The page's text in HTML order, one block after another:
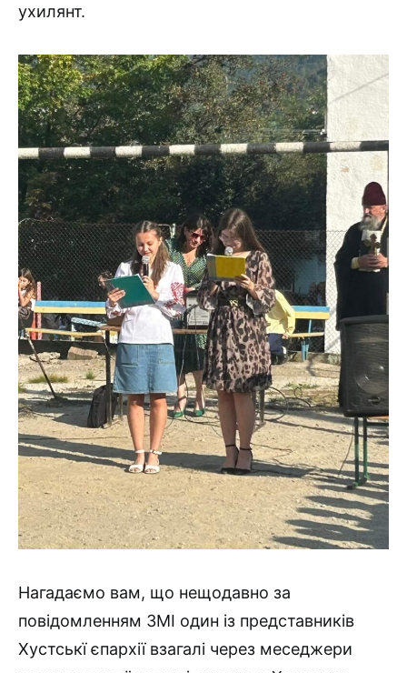
ухилянт.
Нагадаємо вам, що нещодавно за
повідомленням ЗМІ один із представників
Хустськї єпархії взагалі через меседжери